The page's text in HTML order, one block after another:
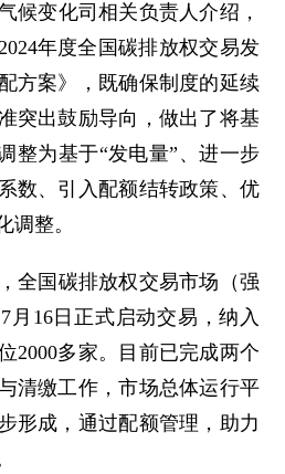
候变化司相关负责人介绍，
年度全国碳排放权交易发
方案》，既确保制度的延续
突出鼓励导向，做出了将基
整为基于“发电量”、进一步
数、引入配额结转政策、优
调整。
全国碳排放权交易市场（强
月16日正式启动交易，纳入
2000多家。目前已完成两个
清缴工作，市场总体运行平
形成，通过配额管理，助力